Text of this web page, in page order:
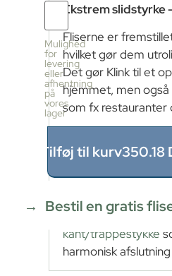
Antal
fliser
pr.
kasse
13
stk
≈
1.17m²
Pris
kasse
350.18
DKK
÷
1.17m²
350.18
Mulighed
for
levering
eller
afhentning
på
vores
lager
Tilføj til kurv350.18
Bestil en gratis
Ekstrem slidstyrke
Fliserne er
hvilket gør dem
Det gør Klink til et
hjemmet, men
som fx restauranter
Kan
udendørs
Særligt
Klink tilbyder også
kant/trappestykke
harmonisk